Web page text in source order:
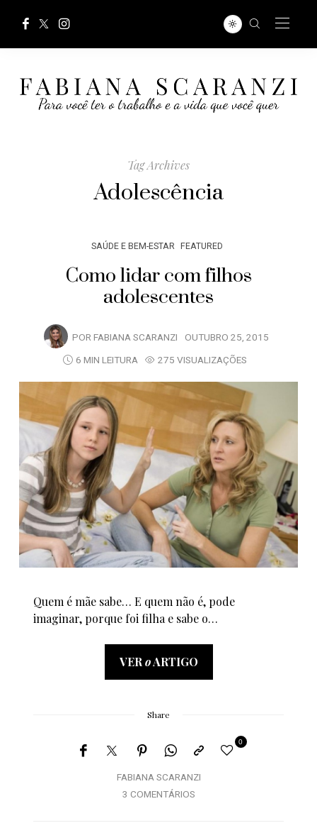
Tag Archives
Adolescência
SAÚDE E BEM-ESTAR FEATURED
Como lidar com filhos
adolescentes
POR FABIANA SCARANZI OUTUBRO 25, 2015
6 MIN LEITURA
275 VISUALIZAÇÕES
Quem é mãe sabe… E quem não é, pode
imaginar, porque foi filha e sabe o…
VER oARTIGO
Share
FABIANA SCARANZI
0
3 COMENTÁRIOS